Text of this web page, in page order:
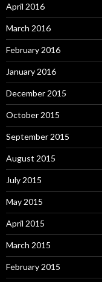
April 2016
March 2016
February 2016
January 2016
December 2015
October 2015
September 2015
August 2015
July 2015
May 2015
April 2015
March 2015
February 2015